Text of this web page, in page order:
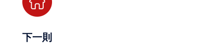
下一則